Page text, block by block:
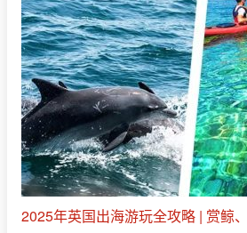
2025年英国出海游玩全攻略 | 赏鲸